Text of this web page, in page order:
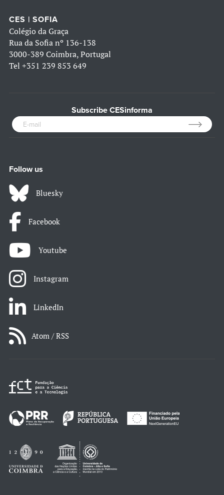
CES | SOFIA
Colégio da Graça
Rua da Sofia nº 136-138
3000-389 Coimbra, Portugal
Tel +351 239 853 649
Subscribe CESinforma
Follow us
Bluesky
Facebook
Youtube
Instagram
LinkedIn
Atom / RSS